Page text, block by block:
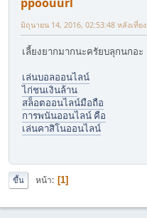
มิถุนายน 14, 2016, 02:53:48 หลังเที่ยง
เลี้ยงยากมากนะครัยบลุกนกอะ
เล่นบอลออนไลน์
ไก่ชนเงินล้าน
สล็อตออนไลน์มือถือ
การพนันออนไลน์ คือ
เล่นคาสิโนออนไลน์
ขึ้น หน้า 1